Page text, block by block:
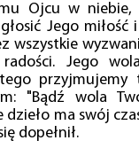
Ojcu w niebie,
Jego miłość
wszystkie
Jego
"Bądź wola
dzieło ma swój
dopełnił.